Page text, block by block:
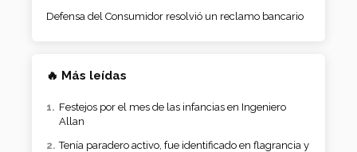
Defensa del Consumidor resolvió un reclamo bancario
🔥 Más leídas
Festejos por el mes de las infancias en Ingeniero
Allan
Tenía paradero activo, fue identificado en flagrancia y